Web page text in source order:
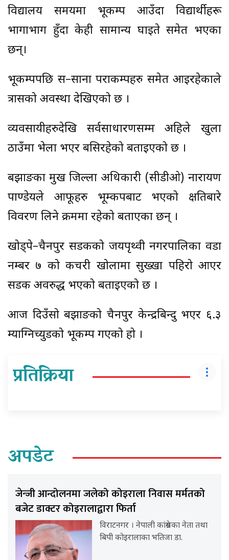
विद्यालय समयमा भूकम्प आउँदा विद्यार्थीहरू
भागाभाग हुँदा केही सामान्य घाइते समेत भएका
छन्।
भूकम्पपछि स–साना पराकम्पहरु समेत आइरहेकाले
त्रासको अवस्था देखिएको छ ।
व्यवसायीहरुदेखि सर्वसाधारणसम्म अहिले खुला
ठाउँमा भेला भएर बसिरहेको बताइएको छ ।
बझाङका प्रमुख जिल्ला अधिकारी (सीडीओ) नारायण
पाण्डेयले आफूहरु भूम्कपबाट भएको क्षतिबारे
विवरण लिने क्रममा रहेको बताएका छन् ।
खोड्पे–चैनपुर सडकको जयपृथ्वी नगरपालिका वडा
नम्बर ७ को कचरी खोलामा सुख्खा पहिरो आएर
सडक अवरुद्ध भएको बताइएको छ ।
आज दिउँसो बझाङको चैनपुर केन्द्रबिन्दु भएर ६.३
म्याग्निच्युडको भूकम्प गएको हो ।
प्रतिक्रिया
अपडेट
जेन्जी आन्दोलनमा जलेको कोइराला निवास मर्मतको
बजेट डाक्टर कोइरालाद्वारा फिर्ता
विराटनगर । नेपाली कांग्रेसका नेता तथा
बिपी कोइरालाका भतिजा डा.